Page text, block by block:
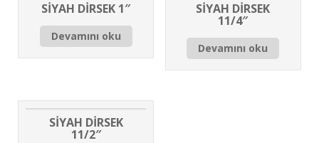
SİYAH DİRSEK 1″
Devamını oku
SİYAH DİRSEK
11/4″
Devamını oku
SİYAH DİRSEK
11/2″